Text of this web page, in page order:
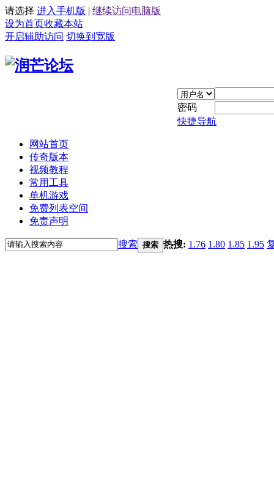
请选择 进入手机版 | 继续访问电脑版
设为首页收藏本站
开启辅助访问 切换到宽版
密码
快捷导航
网站首页
传奇版本
视频教程
常用工具
单机游戏
免费列表空间
免责声明
搜索 搜索 热搜: 1.76 1.80 1.85 1.95